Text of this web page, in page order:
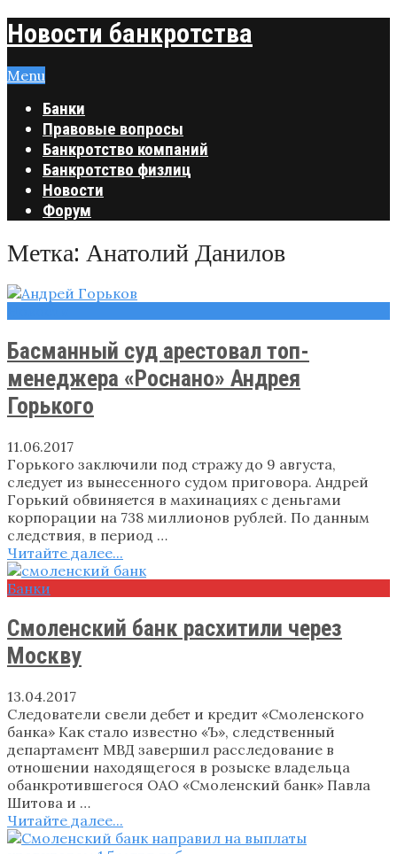
Новости банкротства
Menu
Банки
Правовые вопросы
Банкротство компаний
Банкротство физлиц
Новости
Форум
Метка: Анатолий Данилов
Басманный суд арестовал топ-
менеджера «Роснано» Андрея
Горького
11.06.2017
Горького заключили под стражу до 9 августа,
следует из вынесенного судом приговора. Андрей
Горький обвиняется в махинациях с деньгами
корпорации на 738 миллионов рублей. По данным
следствия, в период …
Читайте далее...
Банки
Смоленский банк расхитили через
Москву
13.04.2017
Следователи свели дебет и кредит «Смоленского
банка» Как стало известно «Ъ», следственный
департамент МВД завершил расследование в
отношении находящегося в розыске владельца
обанкротившегося ОАО «Смоленский банк» Павла
Шитова и …
Читайте далее...